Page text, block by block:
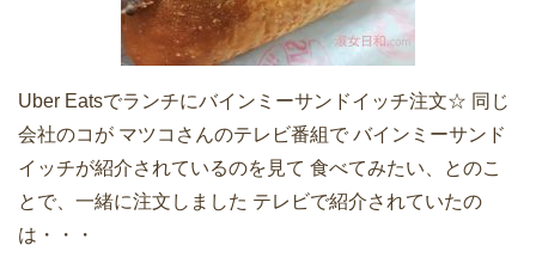
Uber Eatsでランチにバインミーサンドイッチ注文☆ 同じ
会社のコが マツコさんのテレビ番組で バインミーサンド
イッチが紹介されているのを見て 食べてみたい、とのこ
とで、一緒に注文しました テレビで紹介されていたの
は・・・